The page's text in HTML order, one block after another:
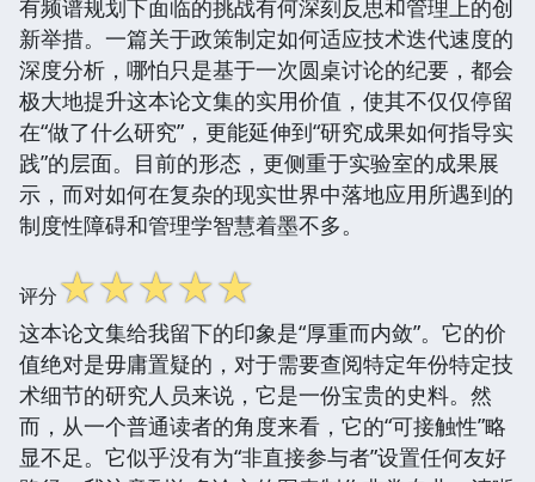
有频谱规划下面临的挑战有何深刻反思和管理上的创
新举措。一篇关于政策制定如何适应技术迭代速度的
深度分析，哪怕只是基于一次圆桌讨论的纪要，都会
极大地提升这本论文集的实用价值，使其不仅仅停留
在“做了什么研究”，更能延伸到“研究成果如何指导实
践”的层面。目前的形态，更侧重于实验室的成果展
示，而对如何在复杂的现实世界中落地应用所遇到的
制度性障碍和管理学智慧着墨不多。
评分☆☆☆☆☆
这本论文集给我留下的印象是“厚重而内敛”。它的价
值绝对是毋庸置疑的，对于需要查阅特定年份特定技
术细节的研究人员来说，它是一份宝贵的史料。然
而，从一个普通读者的角度来看，它的“可接触性”略
显不足。它似乎没有为“非直接参与者”设置任何友好